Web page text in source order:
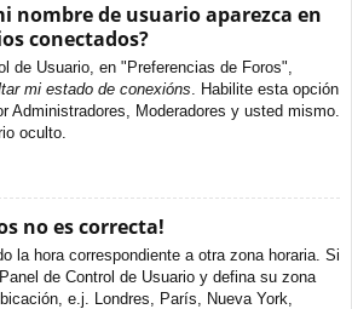
nombre de usuario aparezca en
conectados?
de Usuario, en "Preferencias de Foros",
mi estado de conexións. Habilite esta opción
Administradores, Moderadores y usted mismo.
oculto.
no es correcta!
la hora correspondiente a otra zona horaria. Si
de Control de Usuario y defina su zona
e.j. Londres, París, Nueva York,